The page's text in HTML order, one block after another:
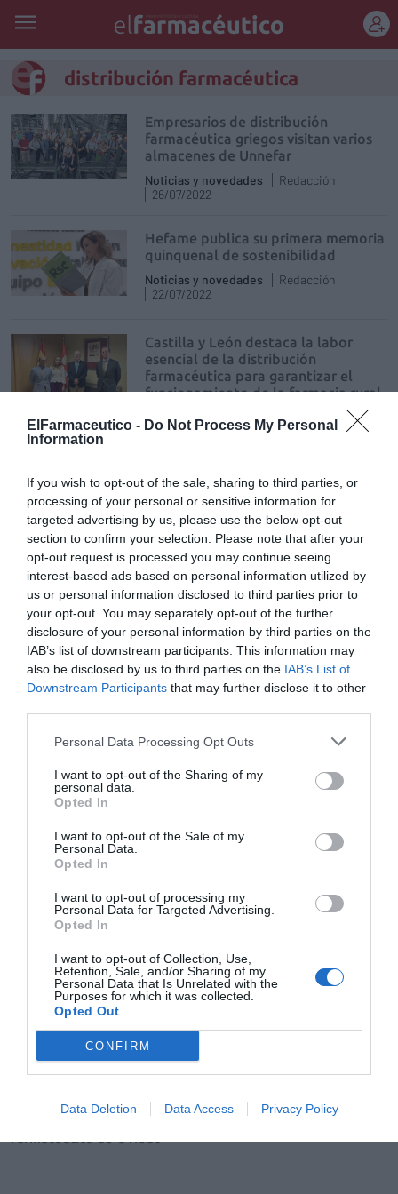
ElFarmaceutico - Do Not Process My Personal
Information
If you wish to opt-out of the sale, sharing to third parties, or
processing of your personal or sensitive information for
targeted advertising by us, please use the below opt-out
section to confirm your selection. Please note that after your
opt-out request is processed you may continue seeing
interest-based ads based on personal information utilized by
us or personal information disclosed to third parties prior to
your opt-out. You may separately opt-out of the further
disclosure of your personal information by third parties on the
IAB’s list of downstream participants. This information may
also be disclosed by us to third parties on the IAB’s List of
Downstream Participants that may further disclose it to other
Personal Data Processing Opt Outs
I want to opt-out of the Sharing of my
personal data.
Opted In
I want to opt-out of the Sale of my
Personal Data.
Opted In
I want to opt-out of processing my
Personal Data for Targeted Advertising.
Opted In
I want to opt-out of Collection, Use,
Retention, Sale, and/or Sharing of my
Personal Data that Is Unrelated with the
Purposes for which it was collected.
Opted Out
CONFIRM
Data Deletion Data Access Privacy Policy
distribución farmacéutica
Empresarios de distribución
farmacéutica griegos visitan varios
almacenes de Unnefar
Noticias y novedades
Redacción
26/07/2022
Hefame publica su primera memoria
quinquenal de sostenibilidad
Noticias y novedades
Redacción
22/07/2022
Castilla y León destaca la labor
esencial de la distribución
farmacéutica para garantizar el
funcionamiento de la farmacia rural
Noticias y novedades
Redacción
08/07/2022
La Asamblea General de Cofares
ratifica la propuesta de
modificación de estatutos
impulsada por Eduardo Pastor
Noticias y novedades
Redacción
30/06/2022
La modificación estatutaria limita la entrada
de capital no farmacéutico al canal y busca
proteger el actual modelo
Cofares inaugura sus nuevas oficinas
en Alcobendas
Noticias y novedades
28/06/2022
esencial que juega la distribución
farmacéutica en el sistema de salud
14/06/2022
La presidenta de la patronal de la
Servicio Aragonés de Salud, José María Arnal
Lo más leído
Nueva edición de Kardia Select para titulares de
farmacia: claves para decidir con criterio